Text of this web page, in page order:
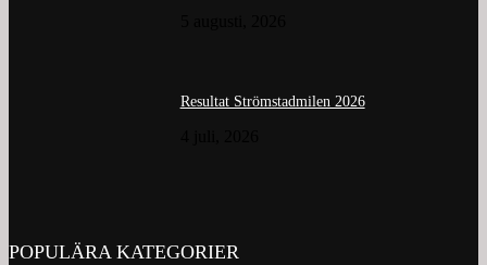
Resultat Strömstadmilen 2026
POPULÄRA KATEGORIER